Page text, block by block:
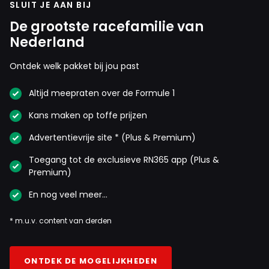
SLUIT JE AAN BIJ
De grootste racefamilie van
Nederland
Ontdek welk pakket bij jou past
Altijd meepraten over de Formule 1
Kans maken op toffe prijzen
Advertentievrije site * (Plus & Premium)
Toegang tot de exclusieve RN365 app (Plus &
Premium)
En nog veel meer…
* m.u.v. content van derden
ONTDEK DE MOGELIJKHEDEN